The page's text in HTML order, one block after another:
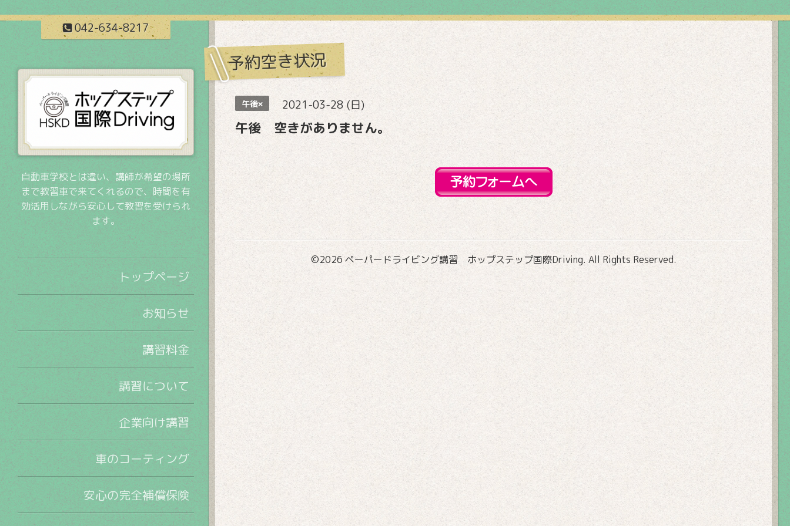
042-634-8217
予約空き状況
午後× 2021-03-28 (日)
午後 空きがありません。
©2026 ペーパードライビング講習 ホップステップ国際Driving. All Rights Reserved.
自動車学校とは違い、講師が希望の場所
まで教習車で来てくれるので、時間を有
効活用しながら安心して教習を受けられ
ます。
トップページ
お知らせ
講習料金
講習について
企業向け講習
車のコーティング
安心の完全補償保険